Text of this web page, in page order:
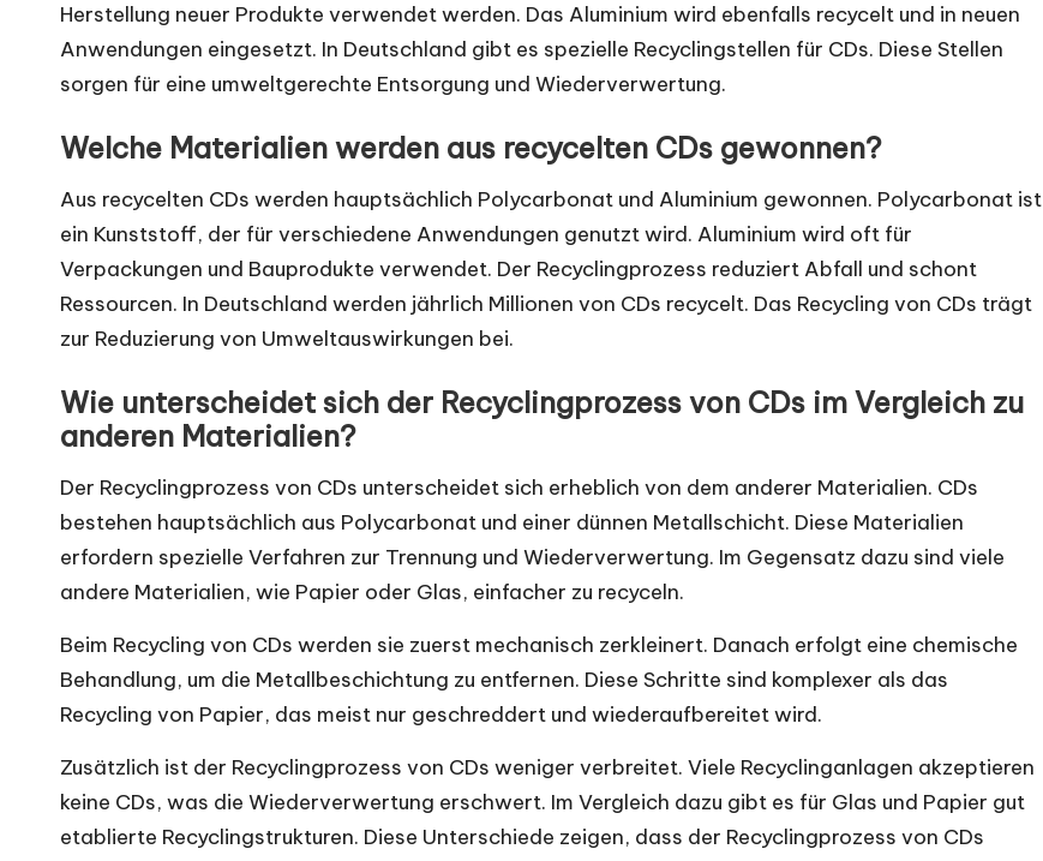
Herstellung neuer Produkte verwendet werden. Das Aluminium wird ebenfalls recycelt und in neuen
Anwendungen eingesetzt. In Deutschland gibt es spezielle Recyclingstellen für CDs. Diese Stellen
sorgen für eine umweltgerechte Entsorgung und Wiederverwertung.
Welche Materialien werden aus recycelten CDs gewonnen?
Aus recycelten CDs werden hauptsächlich Polycarbonat und Aluminium gewonnen. Polycarbonat ist
ein Kunststoff, der für verschiedene Anwendungen genutzt wird. Aluminium wird oft für
Verpackungen und Bauprodukte verwendet. Der Recyclingprozess reduziert Abfall und schont
Ressourcen. In Deutschland werden jährlich Millionen von CDs recycelt. Das Recycling von CDs trägt
zur Reduzierung von Umweltauswirkungen bei.
Wie unterscheidet sich der Recyclingprozess von CDs im Vergleich zu
anderen Materialien?
Der Recyclingprozess von CDs unterscheidet sich erheblich von dem anderer Materialien. CDs
bestehen hauptsächlich aus Polycarbonat und einer dünnen Metallschicht. Diese Materialien
erfordern spezielle Verfahren zur Trennung und Wiederverwertung. Im Gegensatz dazu sind viele
andere Materialien, wie Papier oder Glas, einfacher zu recyceln.
Beim Recycling von CDs werden sie zuerst mechanisch zerkleinert. Danach erfolgt eine chemische
Behandlung, um die Metallbeschichtung zu entfernen. Diese Schritte sind komplexer als das
Recycling von Papier, das meist nur geschreddert und wiederaufbereitet wird.
Zusätzlich ist der Recyclingprozess von CDs weniger verbreitet. Viele Recyclinganlagen akzeptieren
keine CDs, was die Wiederverwertung erschwert. Im Vergleich dazu gibt es für Glas und Papier gut
etablierte Recyclingstrukturen. Diese Unterschiede zeigen, dass der Recyclingprozess von CDs